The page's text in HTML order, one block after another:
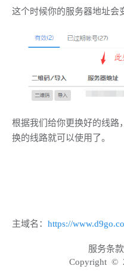
这个时候你的服务器地址会
根据我们给你更换好的线路
换的线路就可以使用了。
主域名： https://
服务条款
Copyright ©